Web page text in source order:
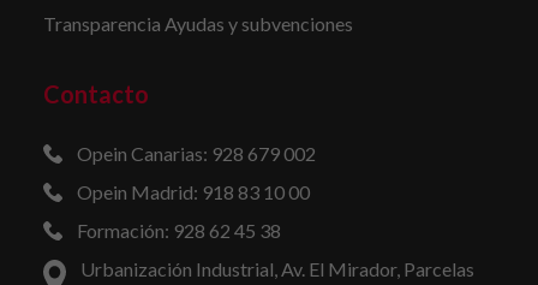
Transparencia Ayudas y subvenciones
Contacto
Opein Canarias: 928 679 002
Opein Madrid: 918 83 10 00
Formación: 928 62 45 38
Urbanización Industrial, Av. El Mirador, Parcelas